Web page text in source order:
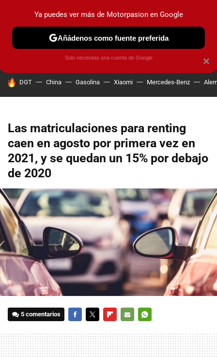
PRUEBAS COCHES ELÉCTRICOS OBSERVATORIO
HOY SE HABLA DE
DGT China Gasolina Xiaomi Mercedes-Benz
Las matriculaciones para renting
caen en agosto por primera vez en
2021, y se quedan un 15% por debajo
de 2020
5 comentarios
MAIL
×
Ya puedes ver más de Motorpasion en Google
Añádenos como fuente preferida
Solo necesitas una cuenta de Google